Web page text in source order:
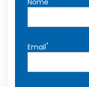
Email*